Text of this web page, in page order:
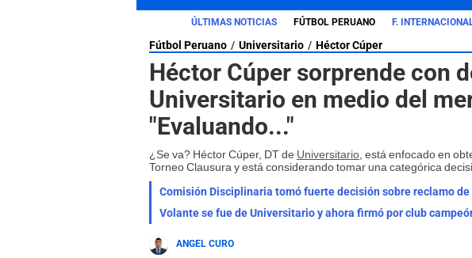
ÚLTIMAS NOTICIAS FÚTBOL PERUANO F.
Fútbol Peruano Universitario Héctor Cúper
Héctor Cúper sorprende con
Universitario en medio del
"Evaluando..."
¿Se va? Héctor Cúper, DT de Universitario , está enfocado en
Torneo Clausura y está considerando tomar una categórica
Volante se fue de Universitario y ahora firmó por club
ANGEL CURO